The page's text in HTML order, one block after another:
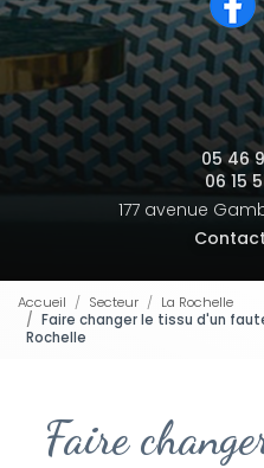
05 46
06 15
177 avenue
Accueil Secteur
La Rochelle
Faire changer le tissu d'un
Rochelle
Faire